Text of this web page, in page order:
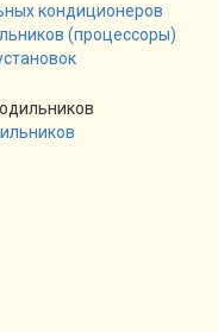
кондиционеров
(процессоры)